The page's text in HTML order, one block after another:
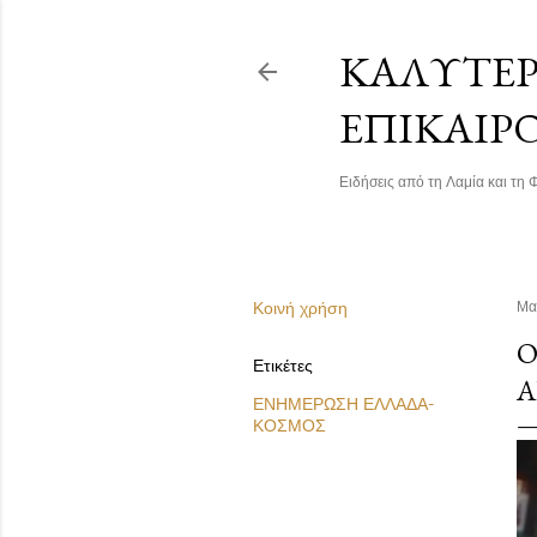
Ειδήσεις από τη Λαμία και τη
Κοινή χρήση
Ετικέτες
ΕΝΗΜΕΡΩΣΗ ΕΛΛΑΔΑ-
ΚΟΣΜΟΣ